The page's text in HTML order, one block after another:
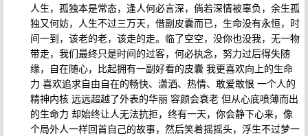
人生，孤独本是常态，逢人何必言深，倘若深情被辜负，余生孤
独又何妨，人生不过三万天，借副皮囊而已，生命没有永恒，时
间一到，该老的老，该走的走。临了空空，没你也没我，无一物
带走，我们最终只是时间的过客，何必执念，努力过后得失随
缘，自在随心，比起拥有一副好看的皮囊 我更喜欢向上的生命
力 喜欢追求自由自在的畅快、潇洒、热情、敢爱敢恨 一个人的
精神内核 远远超越了外表的华丽 容颜会衰老 但从心底喷薄而出
的生命力 却始终让人无法抗拒，终有一天，你会静下心来，像
个局外人一样回首自己的故事，然后笑着摇摇头，浮生不过梦一